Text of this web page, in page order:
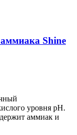
аммиака Shine
уровня pH.
аммиак и